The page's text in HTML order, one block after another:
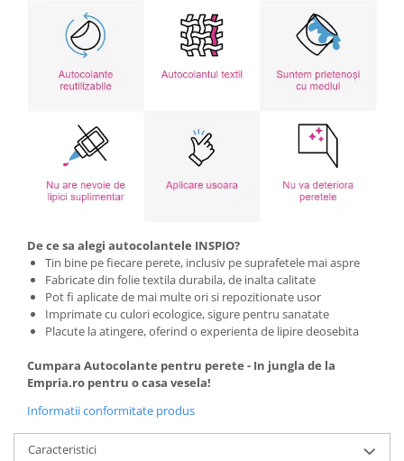
De ce sa alegi autocolantele INSPIO?
Tin bine pe fiecare perete, inclusiv pe suprafetele mai aspre
Fabricate din folie textila durabila, de inalta calitate
Pot fi aplicate de mai multe ori si repozitionate usor
Imprimate cu culori ecologice, sigure pentru sanatate
Placute la atingere, oferind o experienta de lipire deosebita
Cumpara Autocolante pentru perete - In jungla de la
Empria.ro pentru o casa vesela!
Informatii conformitate produs
Caracteristici